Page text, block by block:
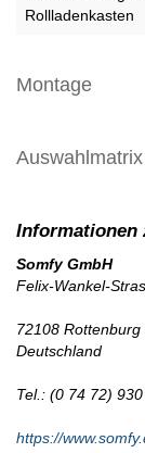
Rollladenkasten
Montage
Auswahlmatrix
Somfy GmbH
Felix-Wankel-
72108
Deutschland
Tel.: (0 74 72)
https://